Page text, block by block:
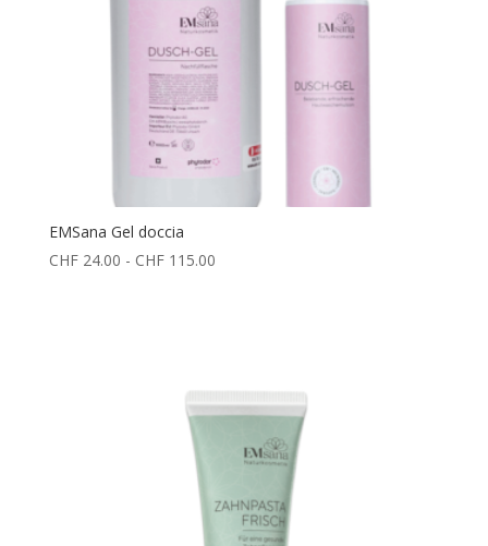
EMSana Gel doccia
CHF24.00 - CHF115.00Fascia
CHF 115.00